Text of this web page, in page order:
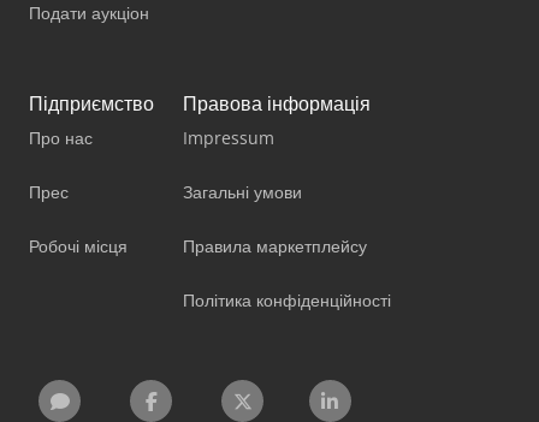
Подати аукціон
Підприємство
Про нас
Прес
Робочі місця
Правова інформація
Impressum
Загальні умови
Правила маркетплейсу
Політика конфіденційності